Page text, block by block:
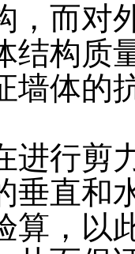
，而对
结构质
墙体的
进行剪
垂直和
算，以